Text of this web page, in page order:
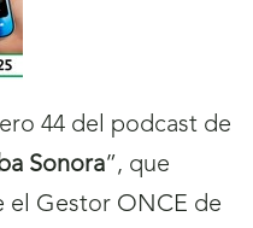
44 del podcast de
Sonora”, que
el Gestor ONCE de